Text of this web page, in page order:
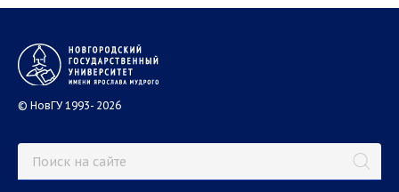
© НовГУ 1993- 2026